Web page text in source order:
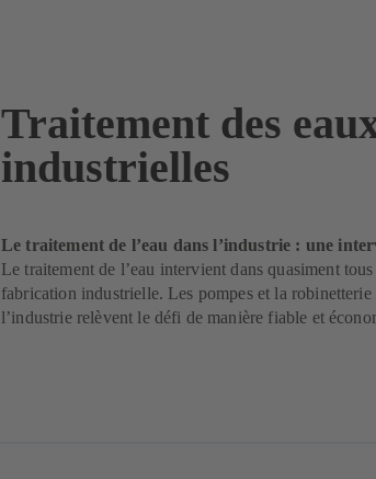
Traitement des
industrielles
Le traitement de l’eau dans l’industrie : une
Le traitement de l’eau intervient dans quasiment
fabrication industrielle. Les pompes et la robinetterie
l’industrie relèvent le défi de manière fiable et